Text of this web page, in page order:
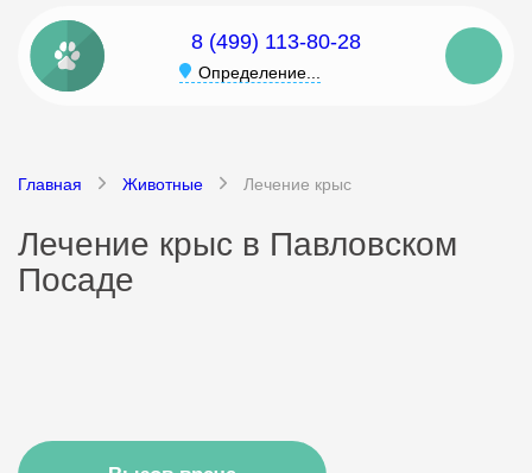
8 (499) 113-80-28
Определение...
Главная Животные Лечение крыс
Лечение крыс в Павловском
Посаде